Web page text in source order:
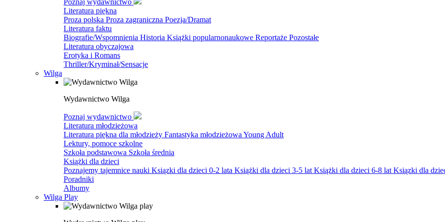
Poznaj wydawnictwo
Literatura piękna
Proza polska Proza zagraniczna Poezja/Dramat
Literatura faktu
Biografie/Wspomnienia Historia Książki popularnonaukowe Reportaże Pozostałe
Literatura obyczajowa
Erotyka i Romans
Thriller/Kryminał/Sensacje
Wilga
Wydawnictwo Wilga
Poznaj wydawnictwo
Literatura młodzieżowa
Literatura piękna dla młodzieży Fantastyka młodzieżowa Young Adult
Lektury, pomoce szkolne
Szkoła podstawowa Szkoła średnia
Książki dla dzieci
Poznajemy tajemnice nauki Ksiązki dla dzieci 0-2 lata Książki dla dzieci 3-5 lat Książki dla dzieci 6-8 lat Ksiązki dla
Poradniki
Albumy
Wilga Play